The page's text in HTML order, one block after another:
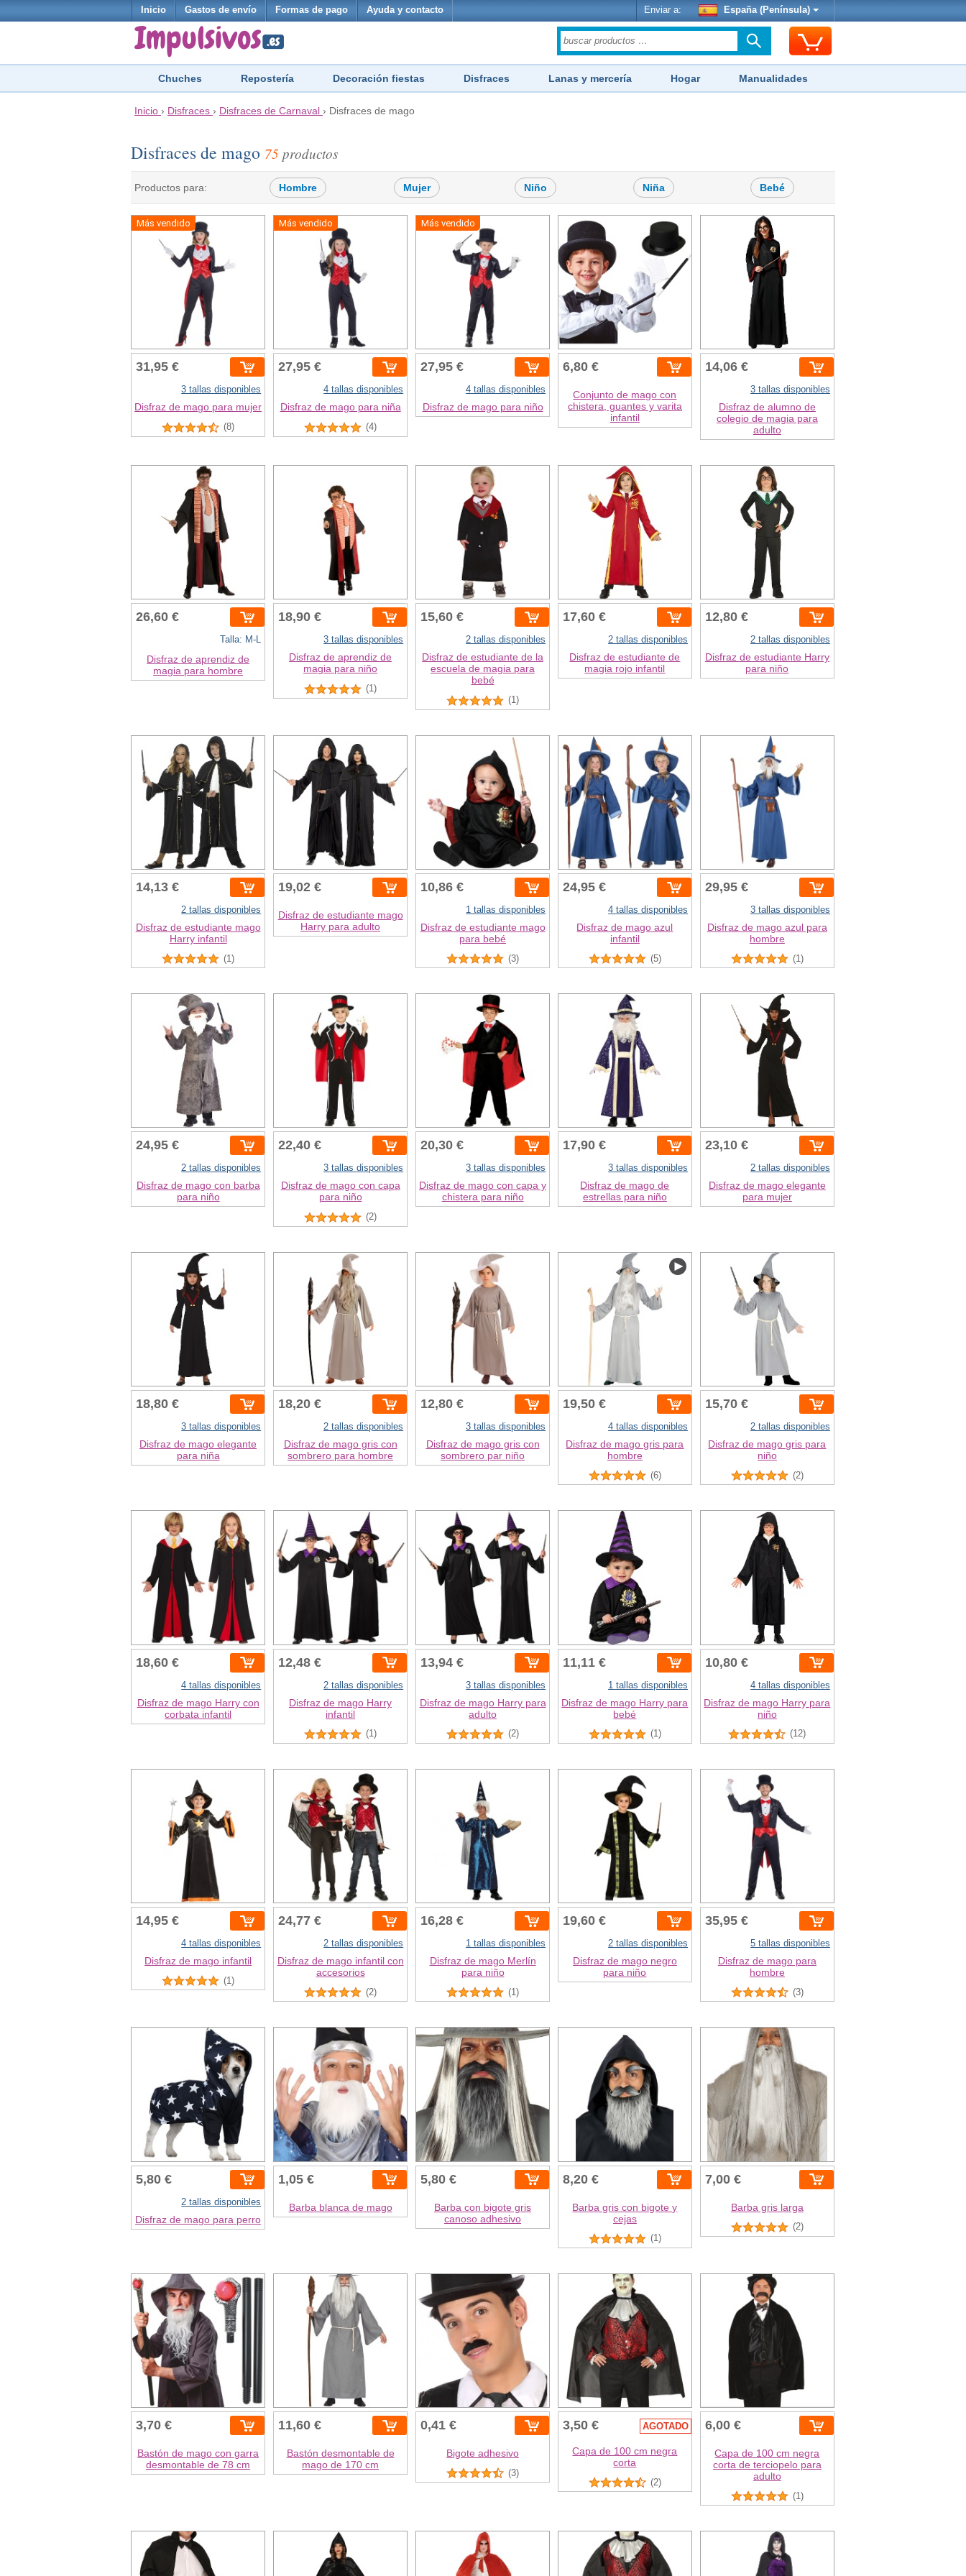
Inicio Gastos de envío Formas de pago Ayuda y contacto Enviar a: España (Península)
Chuches Repostería Decoración fiestas Disfraces Lanas y mercería Hogar Manualidades
Inicio › Disfraces › Disfraces de Carnaval › Disfraces de mago
Disfraces de mago 75 productos
Productos para: Hombre Mujer Niño Niña Bebé
Más vendido
31,95 €
3 tallas disponibles
Disfraz de mago para mujer
(8)
Más vendido
27,95 €
4 tallas disponibles
Disfraz de mago para niña
(4)
Más vendido
27,95 €
4 tallas disponibles
Disfraz de mago para niño
6,80 €
Conjunto de mago con
chistera, guantes y varita
infantil
14,06 €
3 tallas disponibles
Disfraz de alumno de
colegio de magia para
adulto
26,60 €
Talla: M-L
Disfraz de aprendiz de
magia para hombre
18,90 €
3 tallas disponibles
Disfraz de aprendiz de
magia para niño
(1)
15,60 €
2 tallas disponibles
Disfraz de estudiante de la
escuela de magia para
bebé
(1)
17,60 €
2 tallas disponibles
Disfraz de estudiante de
magia rojo infantil
12,80 €
2 tallas disponibles
Disfraz de estudiante Harry
para niño
14,13 €
2 tallas disponibles
Disfraz de estudiante mago
Harry infantil
(1)
19,02 €
Disfraz de estudiante mago
Harry para adulto
10,86 €
1 tallas disponibles
Disfraz de estudiante mago
para bebé
(3)
24,95 €
4 tallas disponibles
Disfraz de mago azul
infantil
(5)
29,95 €
3 tallas disponibles
Disfraz de mago azul para
hombre
(1)
24,95 €
2 tallas disponibles
Disfraz de mago con barba
para niño
22,40 €
3 tallas disponibles
Disfraz de mago con capa
para niño
(2)
20,30 €
3 tallas disponibles
Disfraz de mago con capa y
chistera para niño
17,90 €
3 tallas disponibles
Disfraz de mago de
estrellas para niño
23,10 €
2 tallas disponibles
Disfraz de mago elegante
para mujer
18,80 €
3 tallas disponibles
Disfraz de mago elegante
para niña
18,20 €
2 tallas disponibles
Disfraz de mago gris con
sombrero para hombre
12,80 €
3 tallas disponibles
Disfraz de mago gris con
sombrero par niño
19,50 €
4 tallas disponibles
Disfraz de mago gris para
hombre
(6)
15,70 €
2 tallas disponibles
Disfraz de mago gris para
niño
(2)
18,60 €
4 tallas disponibles
Disfraz de mago Harry con
corbata infantil
12,48 €
2 tallas disponibles
Disfraz de mago Harry
infantil
(1)
13,94 €
3 tallas disponibles
Disfraz de mago Harry para
adulto
(2)
11,11 €
1 tallas disponibles
Disfraz de mago Harry para
bebé
(1)
10,80 €
4 tallas disponibles
Disfraz de mago Harry para
niño
(12)
14,95 €
4 tallas disponibles
Disfraz de mago infantil
(1)
24,77 €
2 tallas disponibles
Disfraz de mago infantil con
accesorios
(2)
16,28 €
1 tallas disponibles
Disfraz de mago Merlín
para niño
(1)
19,60 €
2 tallas disponibles
Disfraz de mago negro
para niño
35,95 €
5 tallas disponibles
Disfraz de mago para
hombre
(3)
5,80 €
2 tallas disponibles
Disfraz de mago para perro
1,05 €
Barba blanca de mago
5,80 €
Barba con bigote gris
canoso adhesivo
8,20 €
Barba gris con bigote y
cejas
(1)
7,00 €
Barba gris larga
(2)
3,70 €
Bastón de mago con garra
desmontable de 78 cm
11,60 €
Bastón desmontable de
mago de 170 cm
0,41 €
Bigote adhesivo
(3)
3,50 € AGOTADO
Capa de 100 cm negra
corta
(2)
6,00 €
Capa de 100 cm negra
corta de terciopelo para
adulto
(1)